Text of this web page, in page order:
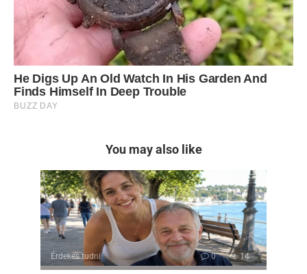
You may also like
Érdekes tudni 0 14